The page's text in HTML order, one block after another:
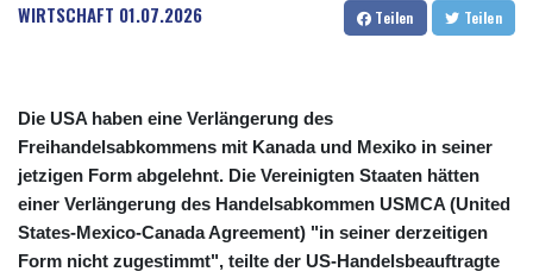
WIRTSCHAFT 01.07.2026 Teilen Teilen
Die USA haben eine Verlängerung des
Freihandelsabkommens mit Kanada und Mexiko in seiner
jetzigen Form abgelehnt. Die Vereinigten Staaten hätten
einer Verlängerung des Handelsabkommen USMCA (United
States-Mexico-Canada Agreement) "in seiner derzeitigen
Form nicht zugestimmt", teilte der US-Handelsbeauftragte